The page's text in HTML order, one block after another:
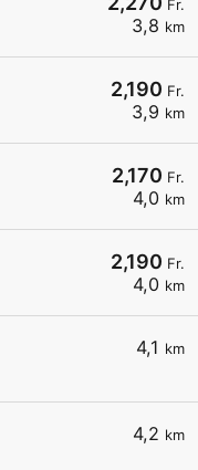
Fr.
3,8 km
2,190 Fr.
3,9 km
2,170 Fr.
4,0 km
2,190 Fr.
4,0 km
4,1 km
4,2 km